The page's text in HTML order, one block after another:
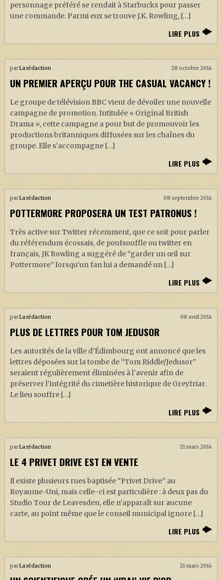
personnage préféré se rendait à Starbucks pour passer
une commande. Parmi eux se trouve J.K. Rowling, […]
LIRE PLUS
parLa rédaction 28 octobre 2014
UN PREMIER APERÇU POUR THE CASUAL VACANCY !
Le groupe de télévision BBC vient de dévoiler une nouvelle
campagne de promotion. Intitulée « Original British
Drama », cette campagne a pour but de promouvoir les
productions britanniques diffusées sur les chaînes du
groupe. Elle s’accompagne […]
LIRE PLUS
parLa rédaction 08 septembre 2014
POTTERMORE PROPOSERA UN TEST PATRONUS !
Très active sur Twitter récemment, que ce soit pour parler
du référendum écossais, de poufsouffle ou twitter en
français, JK Rowling a suggéré de “garder un œil sur
Pottermore” lorsqu’un fan lui a demandé un […]
LIRE PLUS
parLa rédaction 08 avril 2014
PLUS DE LETTRES POUR TOM JEDUSOR
Les autorités de la ville d’Édimbourg ont annoncé que les
lettres déposées sur la tombe de “Tom Riddle/Jedusor”
seraient régulièrement éliminées à l’avenir afin de
préserver l’intégrité du cimetière historique de Greyfriar.
Le lieu souffre […]
LIRE PLUS
parLa rédaction 21 mars 2014
LE 4 PRIVET DRIVE EST EN VENTE
Il existe plusieurs rues baptisée “Privet Drive” au
Royaume-Uni, mais celle-ci est particulière : à deux pas du
Studio Tour de Leavesden, elle n’apparaît sur aucune
carte, au point même que le conseil municipal ignore […]
LIRE PLUS
parLa rédaction 21 mars 2014